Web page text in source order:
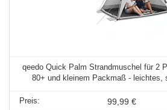
qeedo Quick Palm Strandmuschel für 2
80+ und kleinem Packmaß - leichtes,
99,99 €